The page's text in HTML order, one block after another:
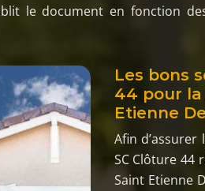
le document en fonction
Les bons
44 pour
Etienne
Afin
SC Clôture 44
Saint Etienne